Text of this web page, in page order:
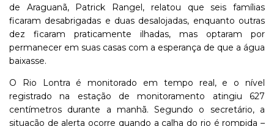
de Araguanã, Patrick Rangel, relatou que seis famílias
ficaram desabrigadas e duas desalojadas, enquanto outras
dez ficaram praticamente ilhadas, mas optaram por
permanecer em suas casas com a esperança de que a água
baixasse.
O Rio Lontra é monitorado em tempo real, e o nível
registrado na estação de monitoramento atingiu 627
centímetros durante a manhã. Segundo o secretário, a
situação de alerta ocorre quando a calha do rio é rompida –